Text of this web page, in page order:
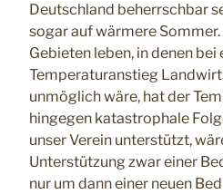
Deutschland beherrschbar
sogar auf wärmere Sommer.
Gebieten leben, in denen
Temperaturanstieg
unmöglich wäre, hat der
hingegen katastrophale
unser Verein unterstützt,
Unterstützung zwar einer
nur um dann einer neuen